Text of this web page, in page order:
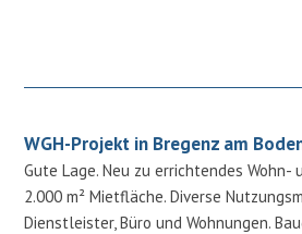
WGH-Projekt in Bregenz am
Gute Lage. Neu zu errichtendes Wohn-
2.000 m² Mietfläche. Diverse
Dienstleister, Büro und Wohnungen.